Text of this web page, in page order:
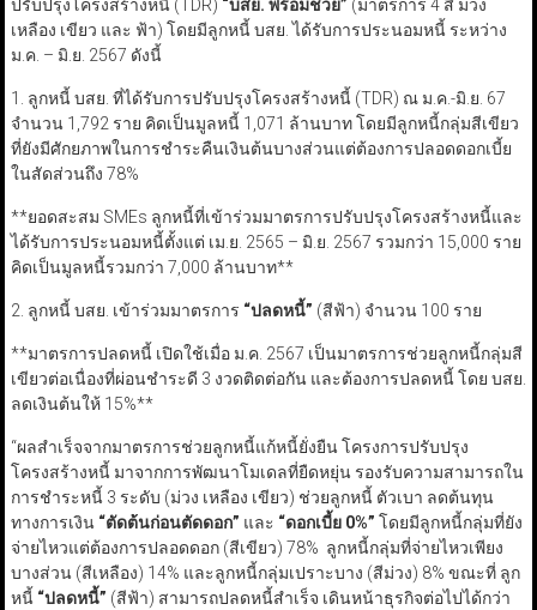
ปรับปรุงโครงสร้างหนี้ (TDR) “บสย. พร้อมช่วย” (มาตรการ 4 สี ม่วง
เหลือง เขียว และ ฟ้า) โดยมีลูกหนี้ บสย. ได้รับการประนอมหนี้ ระหว่าง
ม.ค. – มิ.ย. 2567 ดังนี้
1. ลูกหนี้ บสย. ที่ได้รับการปรับปรุงโครงสร้างหนี้ (TDR) ณ ม.ค.-มิ.ย. 67
จำนวน 1,792 ราย คิดเป็นมูลหนี้ 1,071 ล้านบาท โดยมีลูกหนี้กลุ่มสีเขียว
ที่ยังมีศักยภาพในการชำระคืนเงินต้นบางส่วนแต่ต้องการปลอดดอกเบี้ย
ในสัดส่วนถึง 78%
**ยอดสะสม SMEs ลูกหนี้ที่เข้าร่วมมาตรการปรับปรุงโครงสร้างหนี้และ
ได้รับการประนอมหนี้ตั้งแต่ เม.ย. 2565 – มิ.ย. 2567 รวมกว่า 15,000 ราย
คิดเป็นมูลหนี้รวมกว่า 7,000 ล้านบาท**
2. ลูกหนี้ บสย. เข้าร่วมมาตรการ “ปลดหนี้” (สีฟ้า) จำนวน 100 ราย
**มาตรการปลดหนี้ เปิดใช้เมื่อ ม.ค. 2567 เป็นมาตรการช่วยลูกหนี้กลุ่มสี
เขียวต่อเนื่องที่ผ่อนชำระดี 3 งวดติดต่อกัน และต้องการปลดหนี้ โดย บสย.
ลดเงินต้นให้ 15%**
“ผลสำเร็จจากมาตรการช่วยลูกหนี้แก้หนี้ยั่งยืน โครงการปรับปรุง
โครงสร้างหนี้ มาจากการพัฒนาโมเดลที่ยืดหยุ่น รองรับความสามารถใน
การชำระหนี้ 3 ระดับ (ม่วง เหลือง เขียว) ช่วยลูกหนี้ ตัวเบา ลดต้นทุน
ทางการเงิน “ตัดต้นก่อนตัดดอก” และ “ดอกเบี้ย 0%” โดยมีลูกหนี้กลุ่มที่ยัง
จ่ายไหวแต่ต้องการปลอดดอก (สีเขียว) 78% ลูกหนี้กลุ่มที่จ่ายไหวเพียง
บางส่วน (สีเหลือง) 14% และลูกหนี้กลุ่มเปราะบาง (สีม่วง) 8% ขณะที่ ลูก
หนี้ “ปลดหนี้” (สีฟ้า) สามารถปลดหนี้สำเร็จ เดินหน้าธุรกิจต่อไปได้กว่า